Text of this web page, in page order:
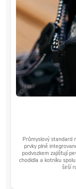
Průmyslový standard
prvky plně
podvozkem zajišťují
chodidla a kotníku
širší